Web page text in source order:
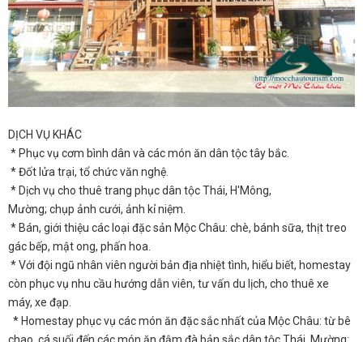
DỊCH VỤ KHÁC
* Phục vụ cơm bình dân và các món ăn dân tộc tây bắc.
* Đốt lửa trại, tổ chức văn nghệ.
* Dịch vụ cho thuê trang phục dân tộc Thái, H'Mông,
Mường; chụp ảnh cưới, ảnh kỉ niệm.
* Bán, giới thiệu các loại đặc sản Mộc Châu: chè, bánh sữa, thịt treo
gác bếp, mật ong, phấn hoa.
* Với đội ngũ nhân viên người bản địa nhiệt tình, hiểu biết, homestay
còn phục vụ nhu cầu hướng dẫn viên, tư vấn du lịch, cho thuê xe
máy, xe đạp.
* Homestay phục vụ các món ăn đặc sắc nhất của Mộc Châu: từ bê